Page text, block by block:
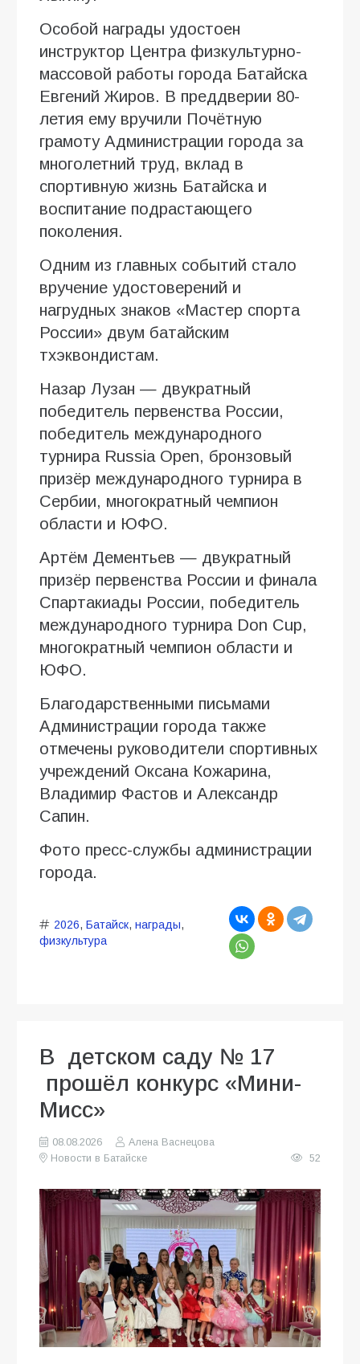
Особой награды удостоен
инструктор Центра физкультурно-
массовой работы города Батайска
Евгений Жиров. В преддверии 80-
летия ему вручили Почётную
грамоту Администрации города за
многолетний труд, вклад в
спортивную жизнь Батайска и
воспитание подрастающего
поколения.
Одним из главных событий стало
вручение удостоверений и
нагрудных знаков «Мастер спорта
России» двум батайским
тхэквондистам.
Назар Лузан — двукратный
победитель первенства России,
победитель международного
турнира Russia Open, бронзовый
призёр международного турнира в
Сербии, многократный чемпион
области и ЮФО.
Артём Дементьев — двукратный
призёр первенства России и финала
Спартакиады России, победитель
международного турнира Don Cup,
многократный чемпион области и
ЮФО.
Благодарственными письмами
Администрации города также
отмечены руководители спортивных
учреждений Оксана Кожарина,
Владимир Фастов и Александр
Сапин.
Фото пресс-службы администрации
города.
2026, Батайск, награды,
физкультура
В детском саду № 17
прошёл конкурс «Мини-
Мисс»
08.08.2026
Алена Васнецова
Новости в Батайске
52